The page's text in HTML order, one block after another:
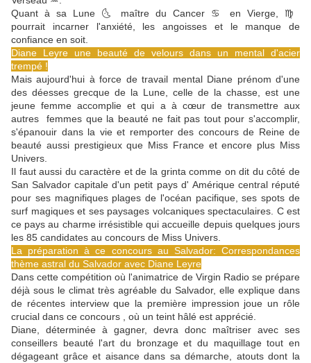
Quant à sa Lune 🌜 maître du Cancer ♋ en Vierge, ♍
pourrait incarner l'anxiété, les angoisses et le manque de
confiance en soit.
Diane Leyre une beauté de velours dans un mental d'acier
trempé !
Mais aujourd'hui à force de travail mental Diane prénom d'une
des déesses grecque de la Lune, celle de la chasse, est une
jeune femme accomplie et qui a à cœur de transmettre aux
autres femmes que la beauté ne fait pas tout pour s'accomplir,
s'épanouir dans la vie et remporter des concours de Reine de
beauté aussi prestigieux que Miss France et encore plus Miss
Univers.
Il faut aussi du caractère et de la grinta comme on dit du côté de
San Salvador capitale d'un petit pays d' Amérique central réputé
pour ses magnifiques plages de l'océan pacifique, ses spots de
surf magiques et ses paysages volcaniques spectaculaires. C est
ce pays au charme irrésistible qui accueille depuis quelques jours
les 85 candidates au concours de Miss Univers.
La préparation à ce concours au Salvador: Correspondances
thème astral du Salvador avec Diane Leyre
Dans cette compétition où l'animatrice de Virgin Radio se prépare
déjà sous le climat très agréable du Salvador, elle explique dans
de récentes interview que la première impression joue un rôle
crucial dans ce concours , où un teint hâlé est apprécié.
Diane, déterminée à gagner, devra donc maîtriser avec ses
conseillers beauté l'art du bronzage et du maquillage tout en
dégageant grâce et aisance dans sa démarche, atouts dont la